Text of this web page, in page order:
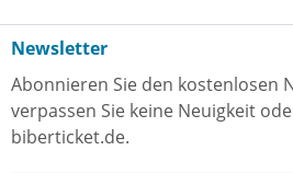
Newsletter
Abonnieren Sie den kostenlosen
verpassen Sie keine Neuigkeit
biberticket.de.